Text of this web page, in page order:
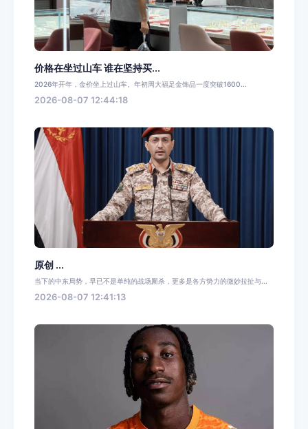
价格在坐过山车 谁在坚持买...
2026年开年，金价坐上过山车。年初周大福足金饰品一度突破1600...
2026-08-07 12:44:18
原创 ...
当下的中东局势，早已不是单纯的战场厮杀，更多是各方势力的微妙拉扯与...
2026-08-07 12:41:13